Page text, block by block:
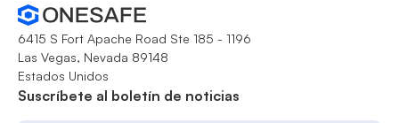
6415 S Fort Apache Road Ste 185 - 1196
Las Vegas, Nevada 89148
Estados Unidos
Suscríbete al boletín de noticias